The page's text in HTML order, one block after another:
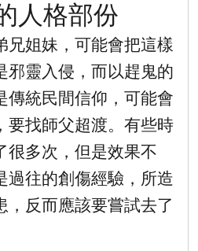
人格部份
兄姐妹，可能會把這樣
邪靈入侵，而以趕鬼的
傳統民間信仰，可能會
要找師父超渡。有些時
很多次，但是效果不
過往的創傷經驗，所造
，反而應該要嘗試去了